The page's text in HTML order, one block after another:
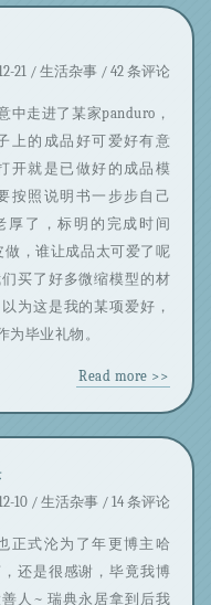
21 /生活杂事 / 42 条评论
中走进了某家panduro，
上的成品好可爱好有意
开就是已做好的成品模
按照说明书一步步自己
厚了，标明的完成时间
，谁让成品太可爱了呢
买了好多微缩模型的材
为这是我的某项爱好，
毕业礼物。
Read more >>
10 /生活杂事 / 14 条评论
正式沦为了年更博主哈
还是很感谢，毕竟我博
人~ 瑞典永居拿到后我